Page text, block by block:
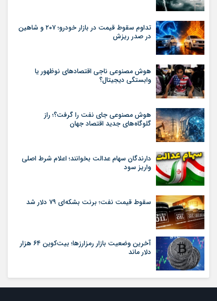
تداوم سقوط قیمت در بازار خودرو؛ ۲۰۷ و شاهین
در صدر ریزش
هوش مصنوعی ناجی اقتصادهای نوظهور یا
وابستگی دیجیتال؟
هوش مصنوعی جای نفت را گرفت؟؛ راز
گلوگاه‌های جدید اقتصاد جهان
دارندگان سهام عدالت بخوانند؛ اعلام شرط اصلی
واریز سود
سقوط قیمت نفت؛ برنت بشکه‌ای ۷۹ دلار شد
آخرین وضعیت بازار رمزارزها؛ بیت‌کوین ۶۴ هزار
دلار ماند